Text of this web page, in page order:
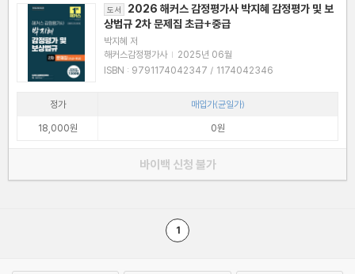
도서
2026 해커스 감정평가사 박지혜 감정평가 및 보
상법규 2차 문제집 초급+중급
박지혜 저
해커스감정평가사 | 2025년 06월
ISBN : 9791174042347 / 1174042346
정가
매입가(균일가)
18,000원
0원
바이백 신청 불가
1